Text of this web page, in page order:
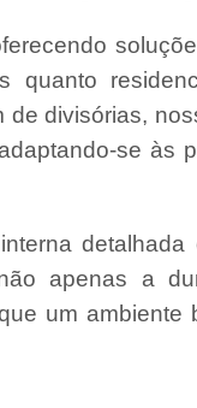
quanto
divisórias,
se às
detalhada
apenas a
um ambiente